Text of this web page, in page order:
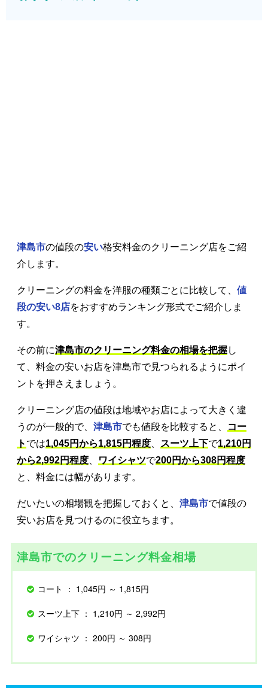
津島市の値段の安い格安料金のクリーニング店をご紹
介します。
クリーニングの料金を洋服の種類ごとに比較して、 値
段の安い8店をおすすめランキング形式でご紹介しま
す。
その前に津島市のクリーニング料金の相場を把握し
て、料金の安いお店を津島市で見つられるようにポイ
ントを押さえましょう。
クリーニング店の値段は地域やお店によって大きく違
うのが一般的で、 津島市でも値段を比較すると、
コー
ト では1,045円から1,815円程度 スーツ上下で1,210円
から2,992円程度
ワイシャツで200円から308円程度
と、料金には幅があります。
だいたいの相場観を把握しておくと、 津島市で値段の
安いお店を見つけるのに役立ちます。
津島市でのクリーニング料金相場
コート ： 1,045円 ～ 1,815円
スーツ上下 ： 1,210円 ～ 2,992円
ワイシャツ ： 200円 ～ 308円